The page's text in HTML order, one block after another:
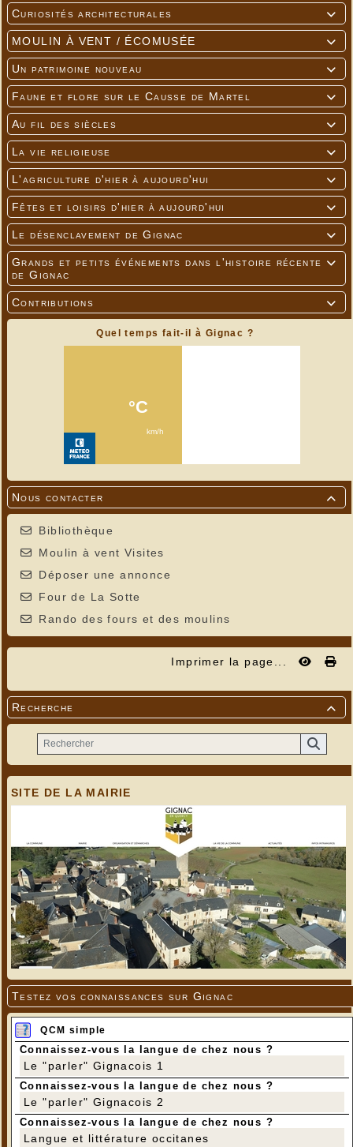

Curiosités architecturales

MOULIN À VENT / ÉCOMUSÉE

Un patrimoine nouveau

Faune et flore sur le Causse de Martel

Au fil des siècles

La vie religieuse

L'agriculture d'hier à aujourd'hui

Fêtes et loisirs d'hier à aujourd'hui

Le désenclavement de Gignac

Grands et petits événements dans l'histoire récente
de Gignac

Contributions
Quel temps fait-il à Gignac ?

Nous contacter
Bibliothèque
Moulin à vent Visites
Déposer une annonce
Four de La Sotte
Rando des fours et des moulins
Imprimer la page...

Recherche
SITE DE LA MAIRIE
Testez vos connaissances sur Gignac
QCM simple
Connaissez-vous la langue de chez nous ?
Le "parler" Gignacois 1
Connaissez-vous la langue de chez nous ?
Le "parler" Gignacois 2
Connaissez-vous la langue de chez nous ?
Langue et littérature occitanes